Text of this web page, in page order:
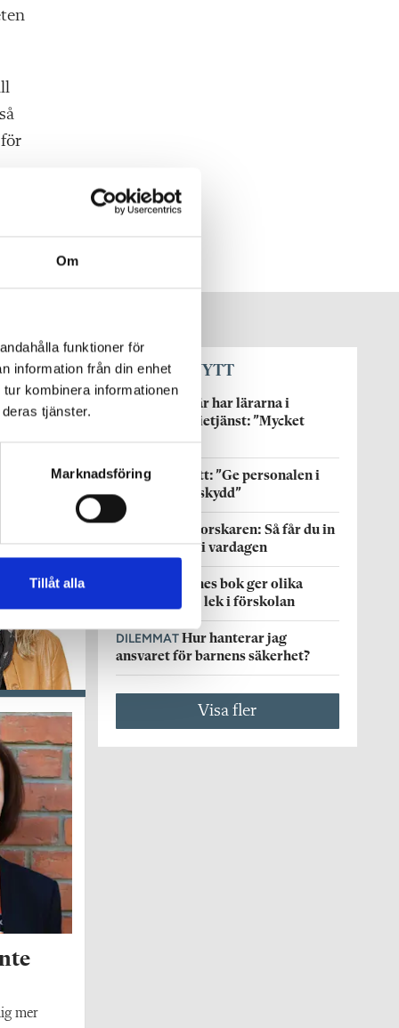
Om
funktioner för
information från din enhet
kombinera informationen
tjänster.
Marknadsföring
Tillåt alla
mer
SENASTE NYTT
Här har lärarna i
förskolan ferietjänst: ”Mycket
bättre”
DEBATT
Debatt: ”Ge personalen i
förskolan solskydd”
Forskaren: Så får du in
språkträning i vardagen
Hennes bok ger olika
perspektiv på lek i förskolan
DILEMMAT Hur hanterar jag
ansvaret för barnens säkerhet?
Visa fler